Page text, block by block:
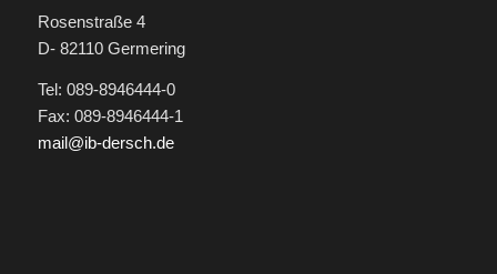
Rosenstraße 4
D- 82110 Germering
Tel: 089-8946444-0
Fax: 089-8946444-1
mail@ib-dersch.de